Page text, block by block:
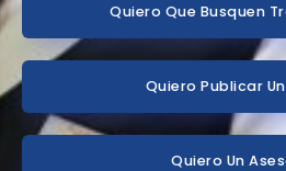
Quiero Que Busquen
Quiero Publicar
Quiero Un